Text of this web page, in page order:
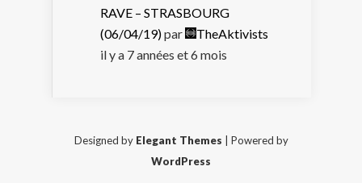
RAVE – STRASBOURG
(06/04/19)par
TheAktivists
il y a 7 années et 6 mois
Designed by Elegant Themes | Powered by
WordPress